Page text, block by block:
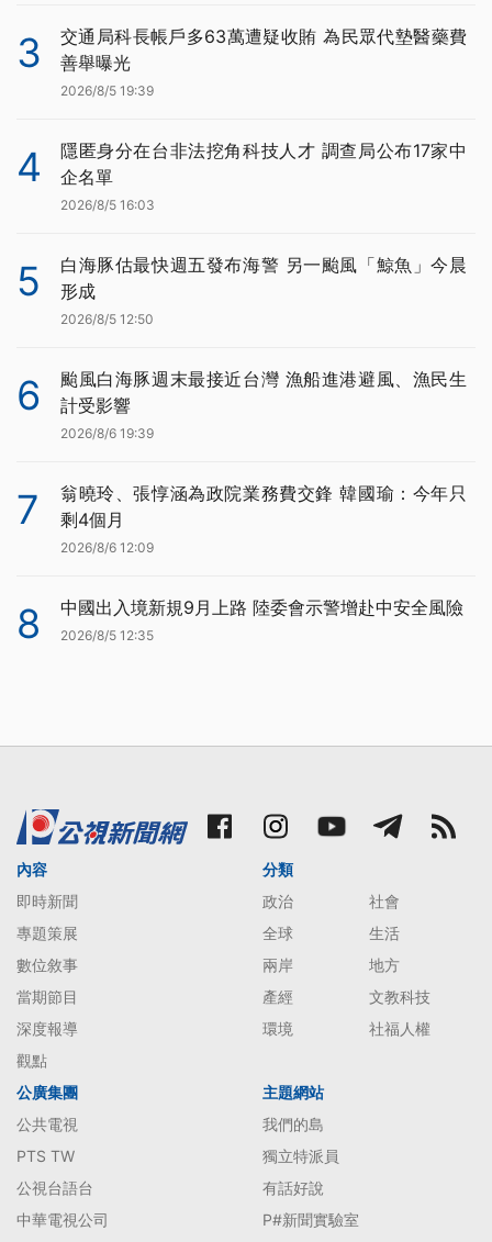
3
交通局科長帳戶多63萬遭疑收賄 為民眾代墊醫藥費
善舉曝光
2026/8/5 19:39
4
隱匿身分在台非法挖角科技人才 調查局公布17家中
企名單
2026/8/5 16:03
5
白海豚估最快週五發布海警 另一颱風「鯨魚」今晨
形成
2026/8/5 12:50
6
颱風白海豚週末最接近台灣 漁船進港避風、漁民生
計受影響
2026/8/6 19:39
7
翁曉玲、張惇涵為政院業務費交鋒 韓國瑜：今年只
剩4個月
2026/8/6 12:09
8 中國出入境新規9月上路 陸委會示警增赴中安全風險
2026/8/5 12:35
內容
即時新聞
專題策展
數位敘事
當期節目
深度報導
觀點
分類
政治
社會
全球
生活
兩岸
地方
產經
文教科技
環境
社福人權
公廣集團
公共電視
PTS TW
公視台語台
中華電視公司
主題網站
我們的島
獨立特派員
有話好說
P#新聞實驗室